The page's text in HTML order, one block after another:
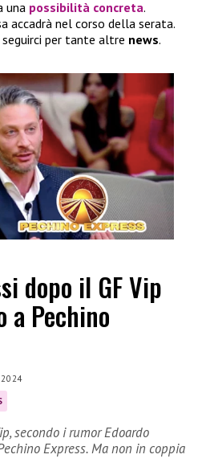
una possibilità concreta.
accadrà nel corso della serata.
per tante altre news.
dopo il GF Vip
a Pechino
secondo i rumor Edoardo
Express. Ma non in coppia